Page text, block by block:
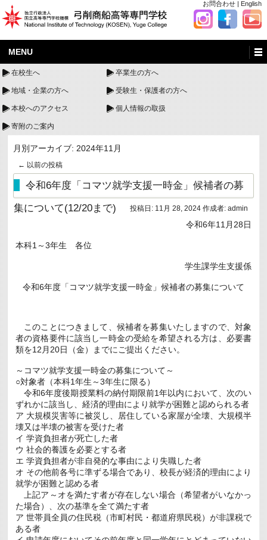
お問合わせ | English
MENU
在校生へ 卒業生の方へ
地域・企業の方へ 受験生・保護者の方へ
本校へのアクセス 個人情報の取扱
寄附のご案内
月別アーカイブ: 2024年11月
← 以前の投稿
令和6年度「コマツ就学支援一時金」候補者の募
集について(12/20まで)
投稿日: 11月 28, 2024 作成者: admin
令和6年11月28日
本科1～3年生 各位
学生課学生支援係
令和6年度「コマツ就学支援一時金」候補者の募集について
このことにつきまして、候補者を募集いたしますので、対象
者の資格要件に該当し一時金の受給を希望される方は、必要書
類を12月20日（金）までにご提出ください。
～コマツ就学支援一時金の募集について～
○対象者（本科1年生～3年生に限る）
令和6年度後期授業料の納付期限前1年以内において、次のい
ずれかに該当し、経済的理由により就学が困難と認められる者
ア 大規模災害等に被災し、居住している家屋が全壊、大規模半
壊又は半壊の被害を受けた者
イ 学資負担者が死亡した者
ウ 社会的養護を必要とする者
エ 学資負担者が非自発的な事由により失職した者
オ その他前各号に準ずる場合であり、校長が経済的理由により
就学が困難と認める者
上記ア～オを満たす者が存在しない場合（希望者がいなかっ
た場合）、次の基準を全て満たす者
ア 世帯員全員の住民税（市町村民・都道府県民税）が非課税で
ある者